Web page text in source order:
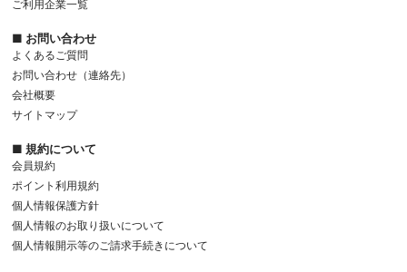
ご利用企業一覧
■ お問い合わせ
よくあるご質問
お問い合わせ（連絡先）
会社概要
サイトマップ
■ 規約について
会員規約
ポイント利用規約
個人情報保護方針
個人情報のお取り扱いについて
個人情報開示等のご請求手続きについて